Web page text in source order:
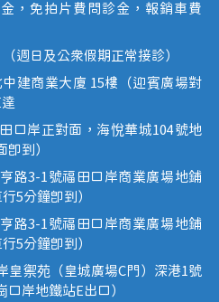
，免拍片費問診金，報銷車費
週日及公眾假期正常接診）
建商業大廈 15樓（迎賓廣場對
口岸正對面，海悅華城104號地
到）
路3-1號福田口岸商業廣場地鋪
5分鐘即到）
路3-1號福田口岸商業廣場地鋪
5分鐘即到）
皇禦苑（皇城廣場C門）深港1號
岸地鐵站E出口）